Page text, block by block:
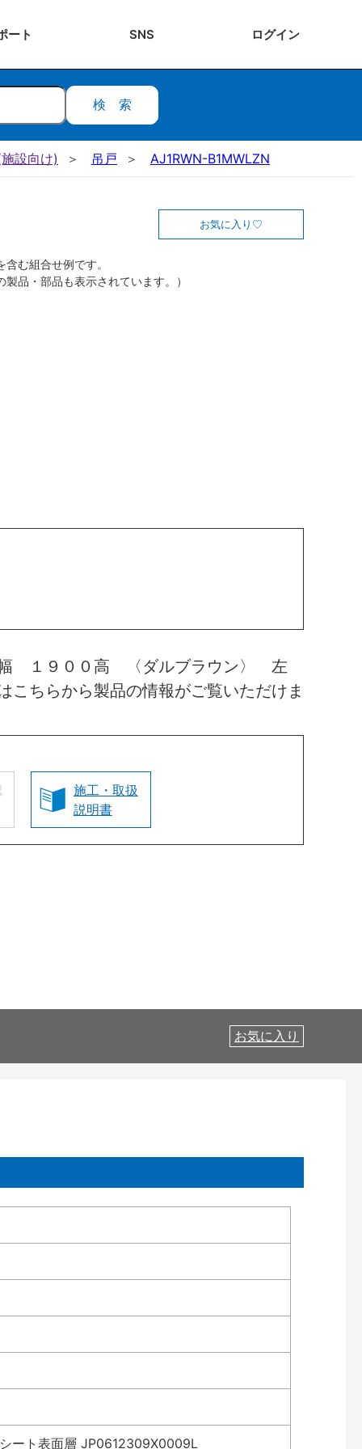
ート SNS ログイン
検索
設向け) 吊戸 AJ1RWN-B1MWLZN
お気に入り
む組合せ例です。
製品・部品も表示されています。）
１９００高 〈ダルブラウン〉 左
ちらから製品の情報がご覧いただけま
施工・取扱
説明書
お気に入り
ート表面層 JP0612309X0009L